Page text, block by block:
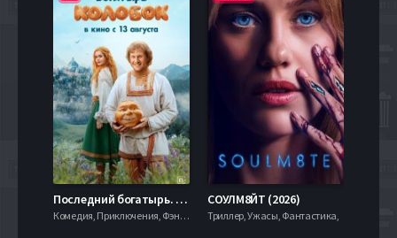
Последний богатырь. Колобок (2026)
Комедия, Приключения, Фэнтези,
СОУЛМ8ЙТ (2026)
Триллер, Ужасы, Фантастика,